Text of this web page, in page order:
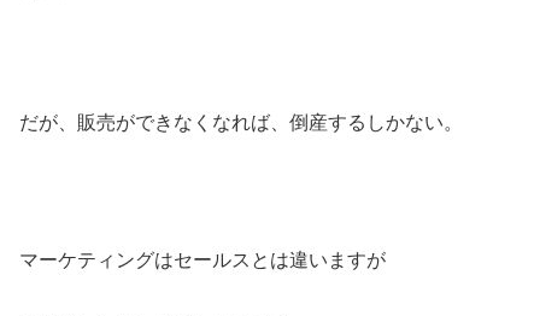
だが、販売ができなくなれば、倒産するしかない。
マーケティングはセールスとは違いますが